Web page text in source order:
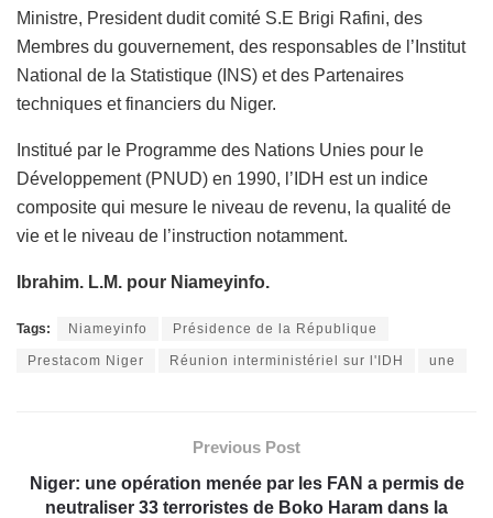
Ministre, President dudit comité S.E Brigi Rafini, des
Membres du gouvernement, des responsables de l’Institut
National de la Statistique (INS) et des Partenaires
techniques et financiers du Niger.
Institué par le Programme des Nations Unies pour le
Développement (PNUD) en 1990, l’IDH est un indice
composite qui mesure le niveau de revenu, la qualité de
vie et le niveau de l’instruction notamment.
Ibrahim. L.M. pour Niameyinfo.
Tags: Niameyinfo Présidence de la République
Prestacom Niger Réunion interministériel sur l'IDH une
Previous Post
Niger: une opération menée par les FAN a permis de
neutraliser 33 terroristes de Boko Haram dans la